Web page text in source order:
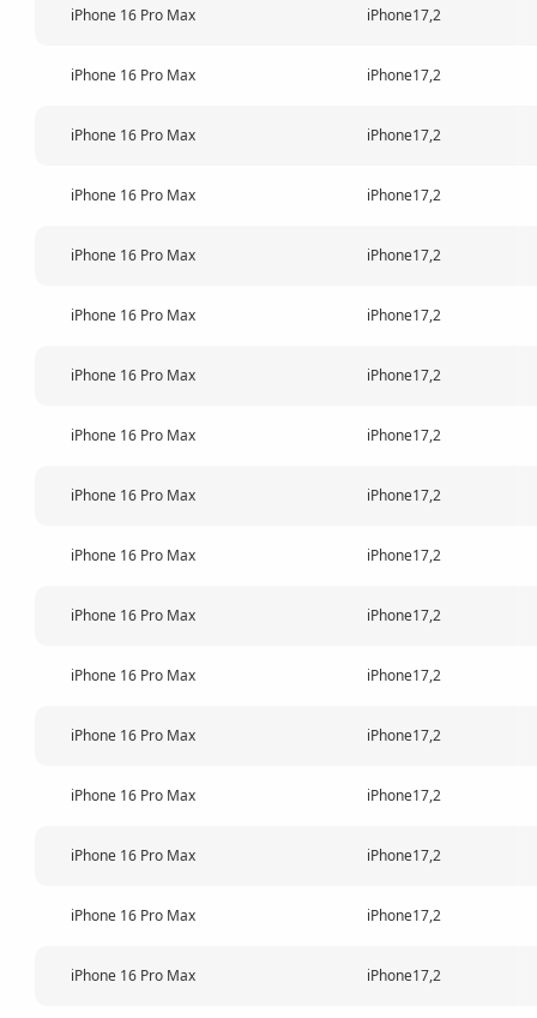
iPhone 16 Pro Max iPhone17,2
iPhone 16 Pro Max iPhone17,2
iPhone 16 Pro Max iPhone17,2
iPhone 16 Pro Max iPhone17,2
iPhone 16 Pro Max iPhone17,2
iPhone 16 Pro Max iPhone17,2
iPhone 16 Pro Max iPhone17,2
iPhone 16 Pro Max iPhone17,2
iPhone 16 Pro Max iPhone17,2
iPhone 16 Pro Max iPhone17,2
iPhone 16 Pro Max iPhone17,2
iPhone 16 Pro Max iPhone17,2
iPhone 16 Pro Max iPhone17,2
iPhone 16 Pro Max iPhone17,2
iPhone 16 Pro Max iPhone17,2
iPhone 16 Pro Max iPhone17,2
iPhone 16 Pro Max iPhone17,2